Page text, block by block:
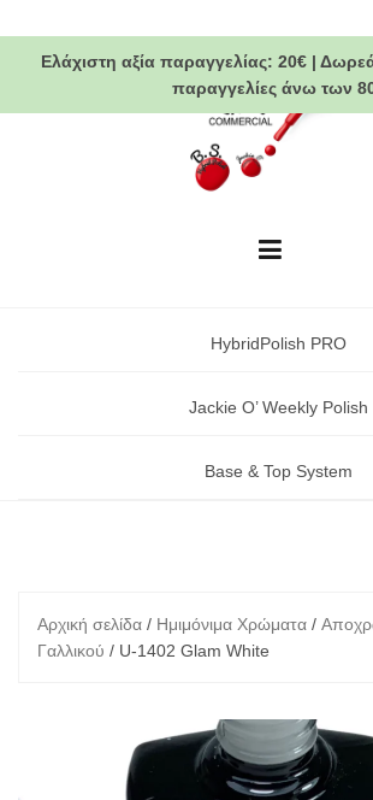
to
contentΕλάχιστη αξία παραγγελίας: 20€|
παραγγελίες άνω των
HybridPolish PRO
Jackie O’ Weekly Polish
Base & Top System
Αρχική σελίδα / Ημιμόνιμα Χρώματα /
Γαλλικού / U-1402 Glam White